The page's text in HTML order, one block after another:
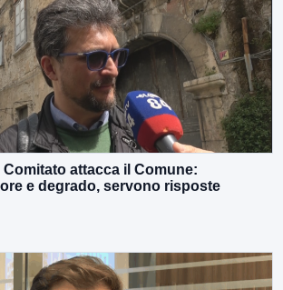
attacca il Comune:
e degrado, servono risposte